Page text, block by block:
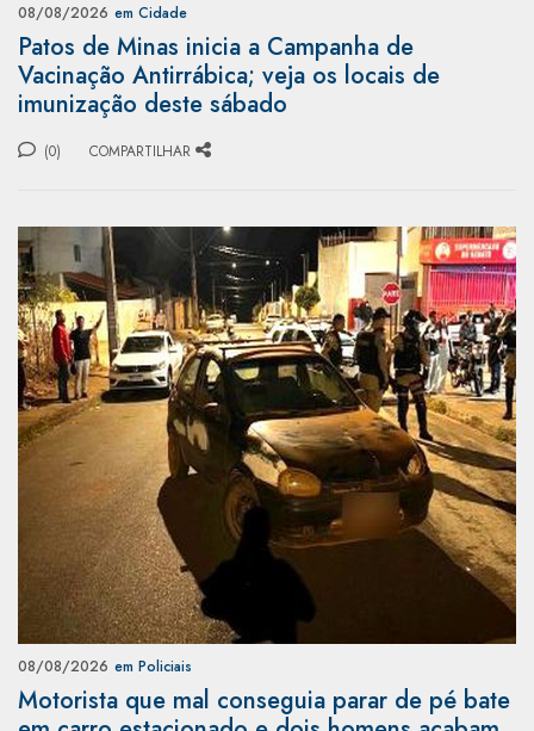
08/08/2026 em Cidade
Patos de Minas inicia a Campanha de
Vacinação Antirrábica; veja os locais de
imunização deste sábado
(0) COMPARTILHAR
08/08/2026 em Policiais
Motorista que mal conseguia parar de pé bate